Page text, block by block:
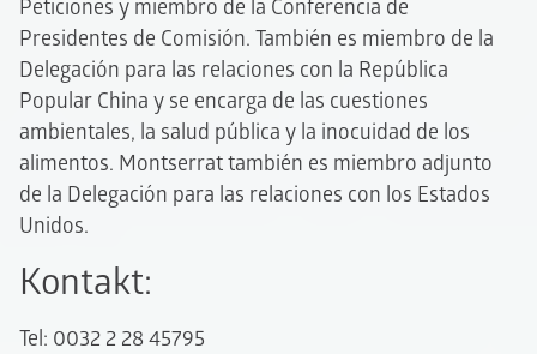
Peticiones y miembro de la Conferencia de
Presidentes de Comisión. También es miembro de la
Delegación para las relaciones con la República
Popular China y se encarga de las cuestiones
ambientales, la salud pública y la inocuidad de los
alimentos. Montserrat también es miembro adjunto
de la Delegación para las relaciones con los Estados
Unidos.
Kontakt:
Tel: 0032 2 28 45795